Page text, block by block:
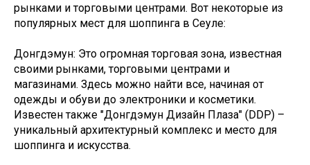
рынками и торговыми центрами. Вот некоторые из
популярных мест для шоппинга в Сеуле:
Донгдэмун: Это огромная торговая зона, известная
своими рынками, торговыми центрами и
магазинами. Здесь можно найти все, начиная от
одежды и обуви до электроники и косметики.
Известен также "Донгдэмун Дизайн Плаза" (DDP) –
уникальный архитектурный комплекс и место для
шоппинга и искусства.